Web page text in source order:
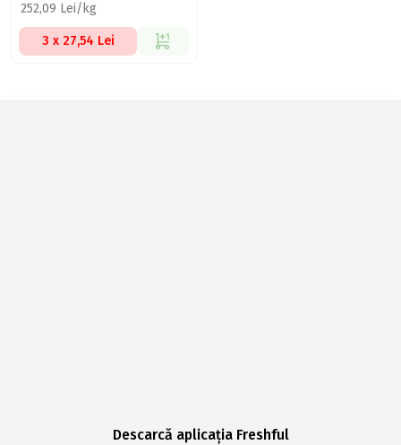
252,09 Lei/kg
3 x 27,54 Lei
Descarcă aplicația Freshful